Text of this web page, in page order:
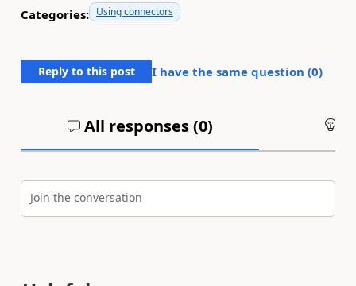
Categories: Using connectors
Reply to this post I have the same question (0)
All responses (0)
Join the conversation